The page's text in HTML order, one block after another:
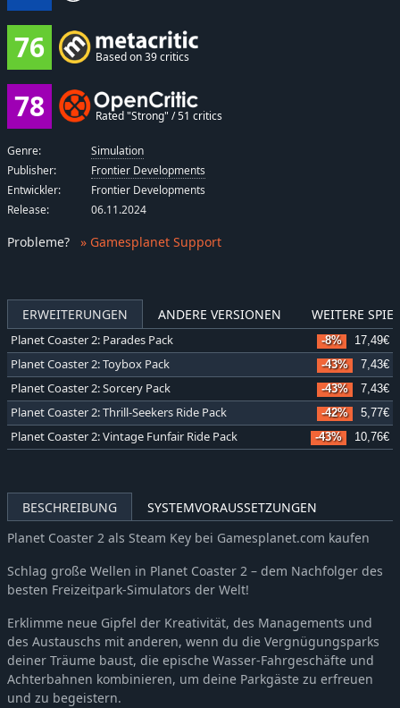
ERWEITERUNGEN ANDERE VERSIONEN WEITERE
Planet Coaster 2: Parades Pack -8% 17,49€
Planet Coaster 2: Toybox Pack -43% 7,43€
Planet Coaster 2: Sorcery Pack -43% 7,43€
Planet Coaster 2: Thrill-Seekers Ride Pack -42% 5,77€
Planet Coaster 2: Vintage Funfair Ride Pack -43% 10,76€
BESCHREIBUNG
SYSTEMVORAUSSETZUNGEN
Planet Coaster 2 als Steam Key bei Gamesplanet.com kaufen
Schlag große Wellen in Planet Coaster 2 – dem Nachfolger des
besten Freizeitpark-Simulators der Welt!
Erklimme neue Gipfel der Kreativität, des Managements und
des Austauschs mit anderen, wenn du die Vergnügungsparks
deiner Träume baust, die epische Wasser-Fahrgeschäfte und
Achterbahnen kombinieren, um deine Parkgäste zu erfreuen
und zu begeistern.
76
Based on 39 critics
78 Rated "Strong" / 51 critics
Genre:
Simulation
Publisher:
Frontier Developments
Entwickler:
Frontier Developments
Release:
06.11.2024
Probleme? » Gamesplanet Support